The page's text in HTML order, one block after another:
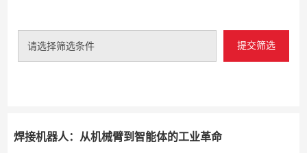
请选择筛选条件 提交筛选
焊接机器人：从机械臂到智能体的工业革命